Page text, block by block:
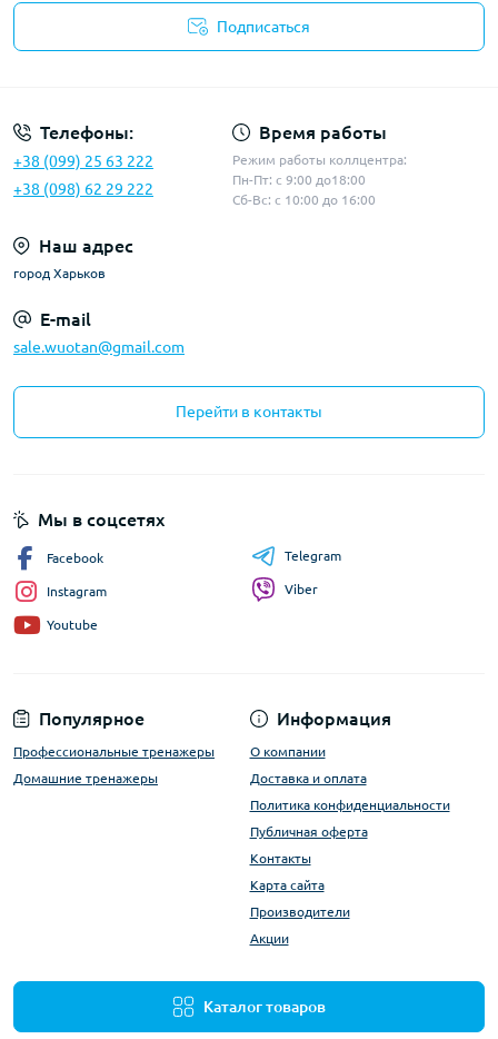
Подписаться
Телефоны:
+38 (099) 25 63 222
+38 (098) 62 29 222
Время работы
Режим работы коллцентра:
Пн-Пт: с 9:00 до18:00
Сб-Вс: с 10:00 до 16:00
Наш адрес
город Харьков
E-mail
sale.wuotan@gmail.com
Перейти в контакты
Популярное
Профессиональные тренажеры
Домашние тренажеры
Информация
О компании
Доставка и оплата
Политика конфиденциальности
Публичная оферта
Контакты
Карта сайта
Производители
Акции
Каталог товаров
Мы в соцсетях
Facebook
Instagram
Youtube
Telegram
Viber